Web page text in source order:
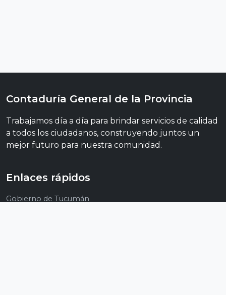
Contaduría General de la Provincia
Trabajamos día a día para brindar servicios de calidad
a todos los ciudadanos, construyendo juntos un
mejor futuro para nuestra comunidad.
Enlaces rápidos
Gobierno de Tucumán